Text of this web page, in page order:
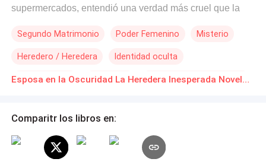
supermercados, entendió una verdad más cruel que la
esperaban verla caer. Acorralada, aceptó un matrimonio
era ella. Ella… nunca supo quién era él. Ni que
pertenecía a la familia que quería destruirla. Ni que, aun
observa. Porque en medio de la oscuridad, alguien
exactas. Una presencia que aparece siempre antes del
peligro. Alguien que la cuida… sin mostrarse. Pero la
Segundo Matrimonio Poder Femenino Misterio
Heredero / Heredera Identidad oculta
CEO Femenina Infidelidad Matrimonio por ContratoEsposa en la Oscuridad La Heredera Inesperada Novelas Online Descarga gratuita de PDF
Comparitr los libros en: